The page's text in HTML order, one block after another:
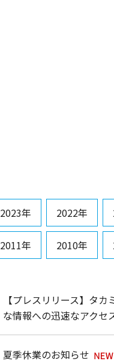
2023年 2022年
2011年 2010年
【プレスリリース】タ
な情報への迅速なアクセ
夏季休業のお知らせ